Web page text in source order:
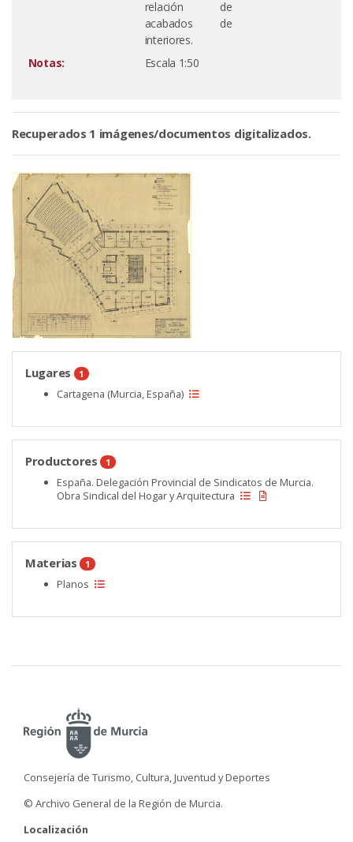
relación de
acabados de
interiores.
Notas:
Escala 1:50
Recuperados 1 imágenes/documentos digitalizados.
Lugares 1
Cartagena (Murcia, España)
Productores 1
España. Delegación Provincial de Sindicatos de Murcia.
Obra Sindical del Hogar y Arquitectura
Materias 1
Planos
Consejería de Turismo, Cultura, Juventud y Deportes
© Archivo General de la Región de Murcia.
Localización